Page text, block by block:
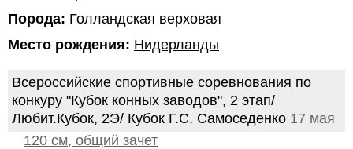
Порода: Голландская верховая
Место рождения: Нидерланды
Всероссийские спортивные соревнования по
конкуру "Кубок конных заводов", 2 этап/
Любит.Кубок, 2Э/ Кубок Г.С. Самоседенко 17 мая
120 см, общий зачет